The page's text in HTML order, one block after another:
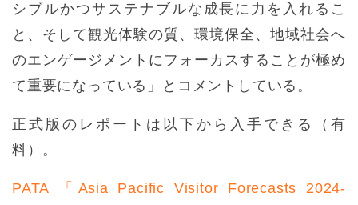
シブルかつサステナブルな成長に力を入れるこ
と、そして観光体験の質、環境保全、地域社会へ
のエンゲージメントにフォーカスすることが極め
て重要になっている」とコメントしている。
正式版のレポートは以下から入手できる（有
料）。
PATA 「Asia Pacific Visitor Forecasts 2024-